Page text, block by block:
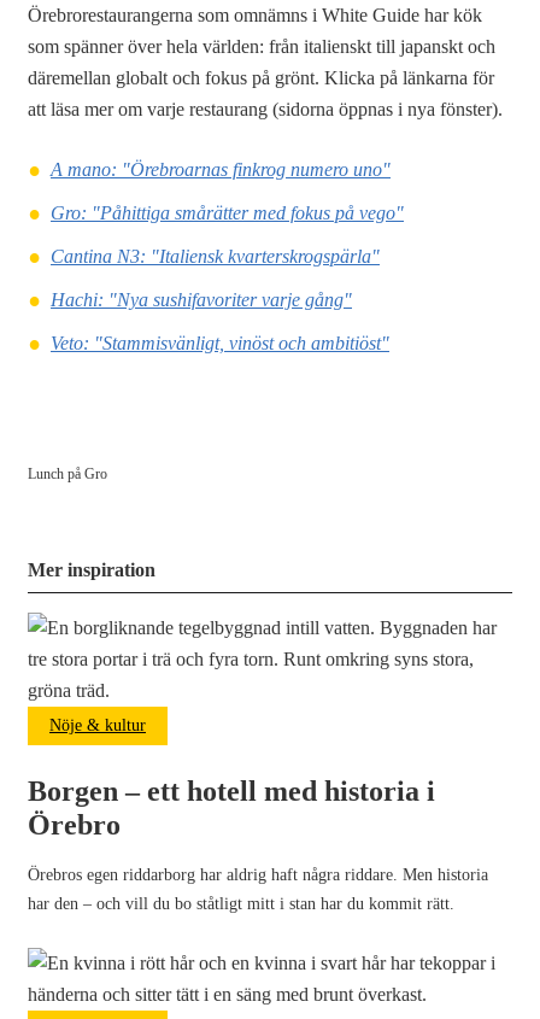
Örebrorestaurangerna som omnämns i White Guide har kök
som spänner över hela världen: från italienskt till japanskt och
däremellan globalt och fokus på grönt. Klicka på länkarna för
att läsa mer om varje restaurang (sidorna öppnas i nya fönster).
A mano: "Örebroarnas finkrog numero uno"
Gro: "Påhittiga smårätter med fokus på vego"
Cantina N3: "Italiensk kvarterskrogspärla"
Hachi: "Nya sushifavoriter varje gång"
Veto: "Stammisvänligt, vinöst och ambitiöst"
Lunch på Gro
Mer inspiration
Nöje & kultur
Borgen – ett hotell med historia i
Örebro
Örebros egen riddarborg har aldrig haft några riddare. Men historia
har den – och vill du bo ståtligt mitt i stan har du kommit rätt.